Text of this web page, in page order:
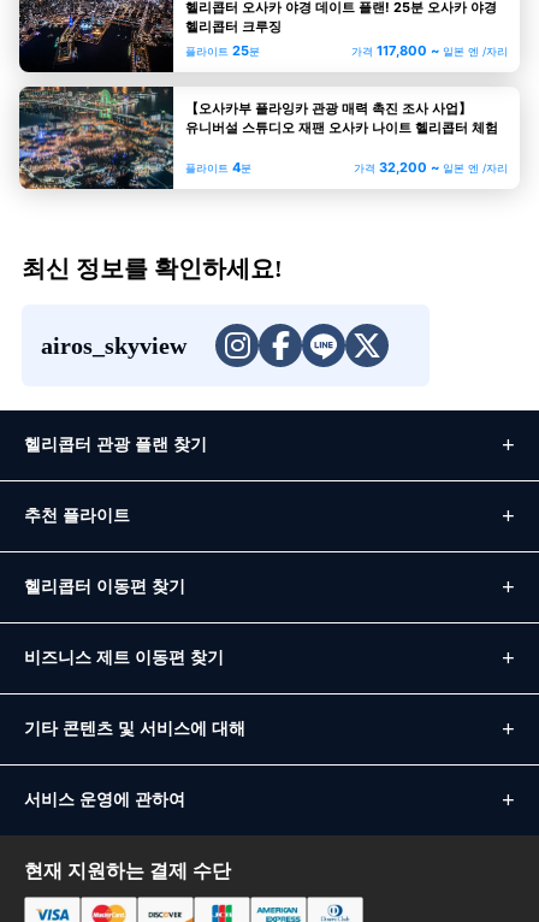
헬리콥터 오사카 야경 데이트 플랜! 25분 오사카 야경
헬리콥터 크루징
플라이트 25분 가격 117,800 ~ 일본 엔 /자리
【오사카부 플라잉카 관광 매력 촉진 조사 사업】
유니버설 스튜디오 재팬 오사카 나이트 헬리콥터 체험
플라이트 4분 가격 32,200 ~ 일본 엔 /자리
최신 정보를 확인하세요!
airos_skyview
헬리콥터 관광 플랜 찾기
추천 플라이트
헬리콥터 이동편 찾기
비즈니스 제트 이동편 찾기
기타 콘텐츠 및 서비스에 대해
서비스 운영에 관하여
현재 지원하는 결제 수단